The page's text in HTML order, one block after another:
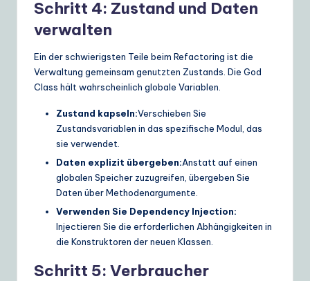
Schritt 4: Zustand und Daten
verwalten
Ein der schwierigsten Teile beim Refactoring ist die
Verwaltung gemeinsam genutzten Zustands. Die God
Class hält wahrscheinlich globale Variablen.
Zustand kapseln:Verschieben Sie
Zustandsvariablen in das spezifische Modul, das
sie verwendet.
Daten explizit übergeben:Anstatt auf einen
globalen Speicher zuzugreifen, übergeben Sie
Daten über Methodenargumente.
Verwenden Sie Dependency Injection:
Injectieren Sie die erforderlichen Abhängigkeiten in
die Konstruktoren der neuen Klassen.
Schritt 5: Verbraucher